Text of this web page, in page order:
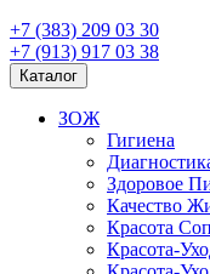
+7 (383) 209 03 30
+7 (913) 917 03 38
Каталог
ЗОЖ
Гигиена
Здоровое
Качество
Красота
Красота-